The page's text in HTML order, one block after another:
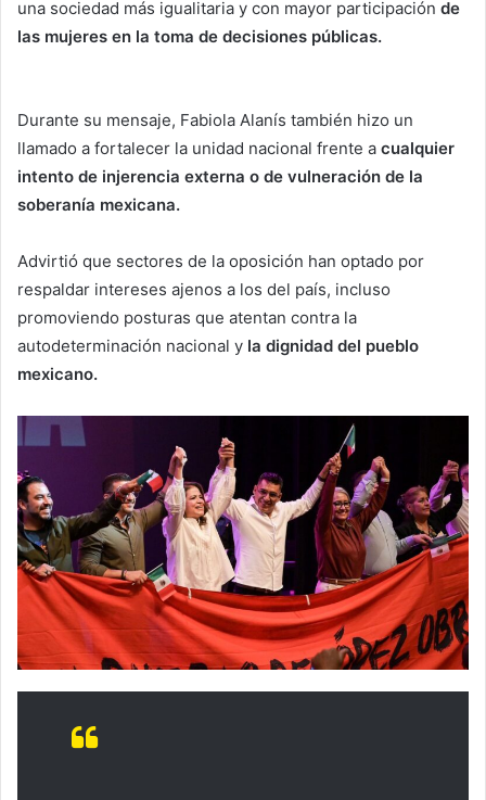
una sociedad más igualitaria y con mayor participación de
las mujeres en la toma de decisiones públicas.
Durante su mensaje, Fabiola Alanís también hizo un
llamado a fortalecer la unidad nacional frente a cualquier
intento de injerencia externa o de vulneración de la
soberanía mexicana.
Advirtió que sectores de la oposición han optado por
respaldar intereses ajenos a los del país, incluso
promoviendo posturas que atentan contra la
autodeterminación nacional y la dignidad del pueblo
mexicano.